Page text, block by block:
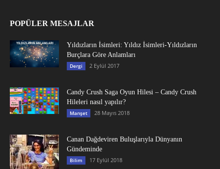
POPÜLER MESAJLAR
Yıldızların İsimleri: Yıldız İsimleri-Yıldızların
Burçlara Göre Anlamları
Dergi 2 Eylül 2017
Candy Crush Saga Oyun Hilesi – Candy Crush
Hileleri nasıl yapılır?
Manşet 28 Mayıs 2018
Canan Dağdeviren Buluşlarıyla Dünyanın
Gündeminde
Bilim 17 Eylül 2018